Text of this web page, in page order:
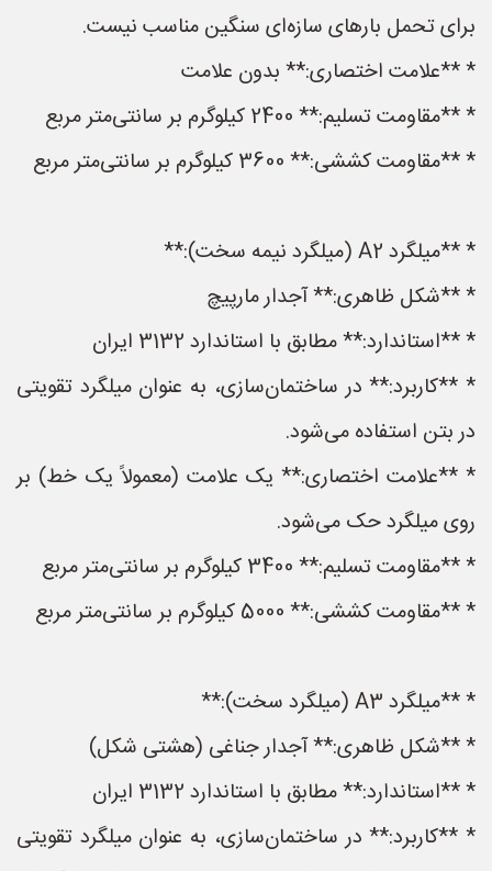
برای تحمل بارهای سازه‌ای سنگین مناسب نیست.
* **علامت اختصاری:** بدون علامت
* **مقاومت تسلیم:** 2400 کیلوگرم بر سانتی‌متر مربع
* **مقاومت کششی:** 3600 کیلوگرم بر سانتی‌متر مربع
* **میلگرد A2 (میلگرد نیمه سخت):**
* **شکل ظاهری:** آجدار مارپیچ
* **استاندارد:** مطابق با استاندارد 3132 ایران
* **کاربرد:** در ساختمان‌سازی، به عنوان میلگرد تقویتی
در بتن استفاده می‌شود.
* **علامت اختصاری:** یک علامت (معمولاً یک خط) بر
روی میلگرد حک می‌شود.
* **مقاومت تسلیم:** 3400 کیلوگرم بر سانتی‌متر مربع
* **مقاومت کششی:** 5000 کیلوگرم بر سانتی‌متر مربع
* **میلگرد A3 (میلگرد سخت):**
* **شکل ظاهری:** آجدار جناغی (هشتی شکل)
* **استاندارد:** مطابق با استاندارد 3132 ایران
* **کاربرد:** در ساختمان‌سازی، به عنوان میلگرد تقویتی